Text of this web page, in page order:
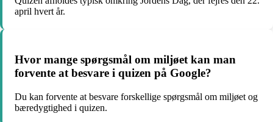
april hvert år.
Hvor mange spørgsmål om miljøet kan man
forvente at besvare i quizen på Google?
Du kan forvente at besvare forskellige spørgsmål om miljøet og
bæredygtighed i quizen.